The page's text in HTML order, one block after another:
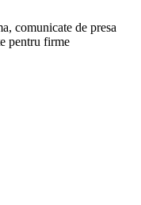
comunicate de presa
pentru firme